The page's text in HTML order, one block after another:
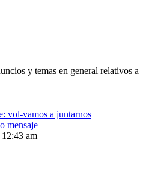
y temas en general relativos a
vol-vamos a juntarnos
mensaje
am